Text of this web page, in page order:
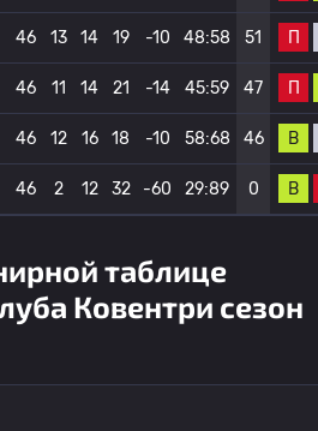
46 13 14 19 -10 48:58 51 П
46 11 14 21 -14 45:59 47 П
46 12 16 18 -10 58:68 46 В
46 2 12 32 -60 29:89 0 В
таблице
Ковентри сезон